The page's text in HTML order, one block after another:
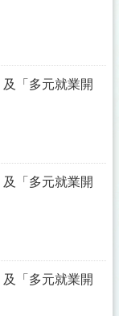
「多元就業開
「多元就業開
「多元就業開